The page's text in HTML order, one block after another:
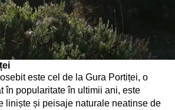
este cel de la Gura Portiței, o
în popularitate în ultimii ani, este
liniște și peisaje naturale neatinse de